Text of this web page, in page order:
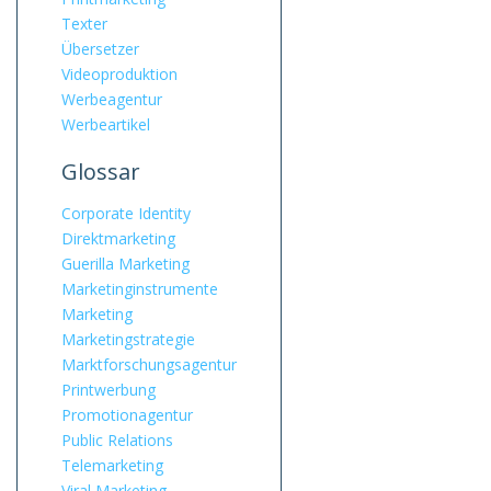
Texter
Übersetzer
Videoproduktion
Werbeagentur
Werbeartikel
Glossar
Corporate Identity
Direktmarketing
Guerilla Marketing
Marketinginstrumente
Marketing
Marketingstrategie
Marktforschungsagentur
Printwerbung
Promotionagentur
Public Relations
Telemarketing